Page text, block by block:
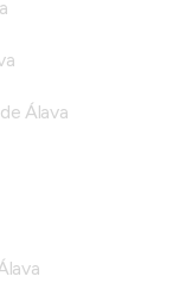
Álava